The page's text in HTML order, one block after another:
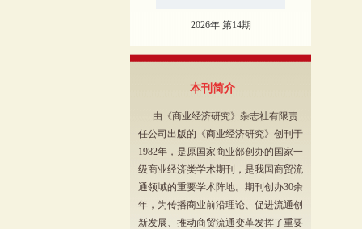
2026年 第14期
本刊简介
由《商业经济研究》杂志社有限责
任公司出版的《商业经济研究》创刊于
1982年，是原国家商业部创办的国家一
级商业经济类学术期刊，是我国商贸流
通领域的重要学术阵地。期刊创办30余
年，为传播商业前沿理论、促进流通创
新发展、推动商贸流通变革发挥了重要